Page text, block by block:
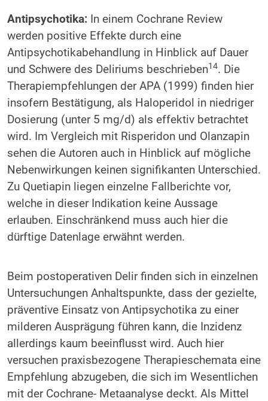
Antipsychotika:In einem Cochrane Review
werden positive Effekte durch eine
Antipsychotikabehandlung in Hinblick auf Dauer
und Schwere des Deliriums beschrieben14. Die
Therapiempfehlungen der APA (1999) finden hier
insofern Bestätigung, als Haloperidol in niedriger
Dosierung (unter 5 mg/d) als effektiv betrachtet
wird. Im Vergleich mit Risperidon und Olanzapin
sehen die Autoren auch in Hinblick auf mögliche
Nebenwirkungen keinen signifikanten Unterschied.
Zu Quetiapin liegen einzelne Fallberichte vor,
welche in dieser Indikation keine Aussage
erlauben. Einschränkend muss auch hier die
dürftige Datenlage erwähnt werden.
Beim postoperativen Delir finden sich in einzelnen
Untersuchungen Anhaltspunkte, dass der gezielte,
präventive Einsatz von Antipsychotika zu einer
milderen Ausprägung führen kann, die Inzidenz
allerdings kaum beeinflusst wird. Auch hier
versuchen praxisbezogene Therapieschemata eine
Empfehlung abzugeben, die sich im Wesentlichen
mit der Cochrane- Metaanalyse deckt. Als Mittel